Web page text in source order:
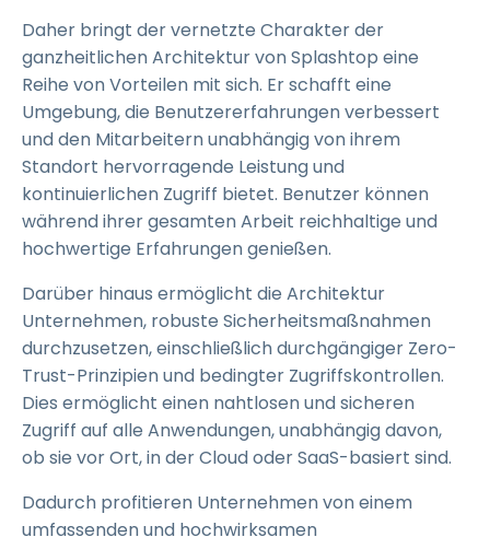
Daher bringt der vernetzte Charakter der
ganzheitlichen Architektur von Splashtop eine
Reihe von Vorteilen mit sich. Er schafft eine
Umgebung, die Benutzererfahrungen verbessert
und den Mitarbeitern unabhängig von ihrem
Standort hervorragende Leistung und
kontinuierlichen Zugriff bietet. Benutzer können
während ihrer gesamten Arbeit reichhaltige und
hochwertige Erfahrungen genießen.
Darüber hinaus ermöglicht die Architektur
Unternehmen, robuste Sicherheitsmaßnahmen
durchzusetzen, einschließlich durchgängiger Zero-
Trust-Prinzipien und bedingter Zugriffskontrollen.
Dies ermöglicht einen nahtlosen und sicheren
Zugriff auf alle Anwendungen, unabhängig davon,
ob sie vor Ort, in der Cloud oder SaaS-basiert sind.
Dadurch profitieren Unternehmen von einem
umfassenden und hochwirksamen